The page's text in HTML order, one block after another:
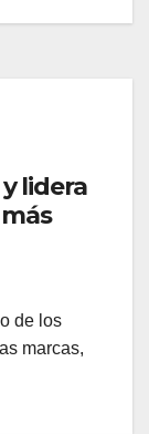
lidera
de los
marcas,